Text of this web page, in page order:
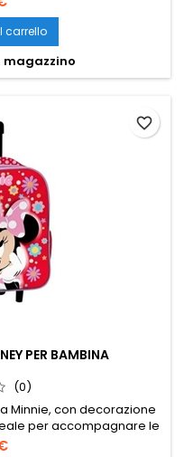
stile Barbie.
carrello
PER BAMBINA
(0)
Minnie, con decorazione
per accompagnare le
e piccoli spostamenti.
favorite_border